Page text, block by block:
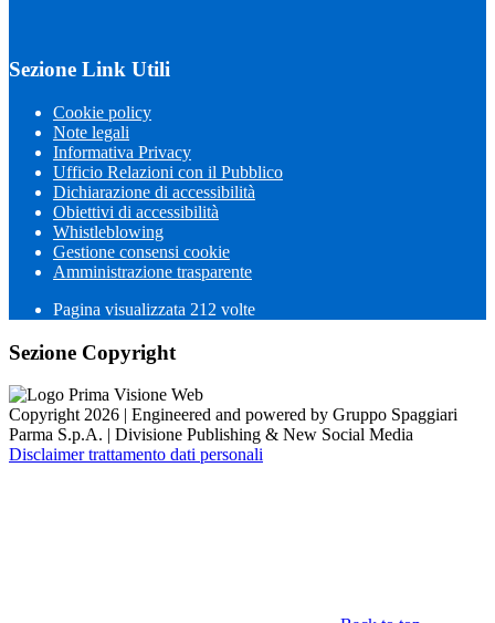
Sezione Link Utili
Cookie policy
Note legali
Informativa Privacy
Ufficio Relazioni con il Pubblico
Dichiarazione di accessibilità
Obiettivi di accessibilità
Whistleblowing
Gestione consensi cookie
Amministrazione trasparente
Pagina visualizzata 212 volte
Sezione Copyright
Copyright 2026 | Engineered and powered by Gruppo Spaggiari
Parma S.p.A. | Divisione Publishing & New Social Media
Disclaimer trattamento dati personali